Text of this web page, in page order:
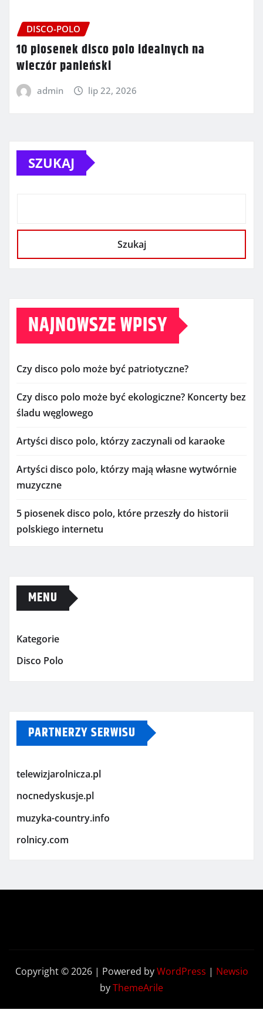
DISCO-POLO
10 piosenek disco polo idealnych na
wieczór panieński
admin lip 22, 2026
SZUKAJ
Szukaj
NAJNOWSZE WPISY
Czy disco polo może być patriotyczne?
Czy disco polo może być ekologiczne? Koncerty bez
śladu węglowego
Artyści disco polo, którzy zaczynali od karaoke
Artyści disco polo, którzy mają własne wytwórnie
muzyczne
5 piosenek disco polo, które przeszły do historii
polskiego internetu
MENU
Kategorie
Disco Polo
PARTNERZY SERWISU
telewizjarolnicza.pl
nocnedyskusje.pl
muzyka-country.info
rolnicy.com
Copyright © 2026 | Powered byWordPress | Newsio
byThemeArile